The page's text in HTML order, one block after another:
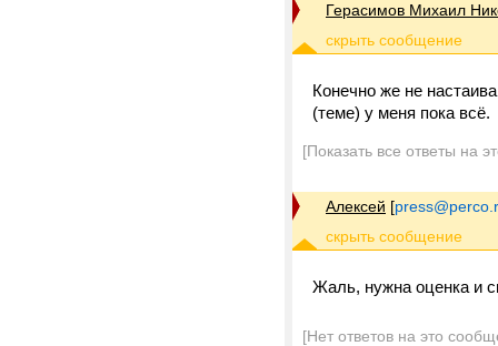
Герасимов Михаил
Конечно же не
(теме) у меня пока всё.
[Показать все ответы на
Алексей [
Жаль, нужна оценка и
[Нет ответов на это